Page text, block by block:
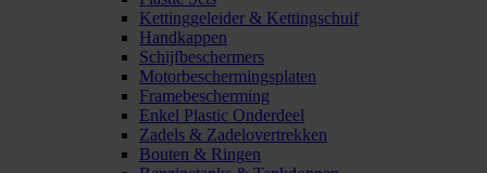
Kettinggeleider & Kettingschuif
Handkappen
Schijfbeschermers
Motorbeschermingsplaten
Framebescherming
Enkel Plastic Onderdeel
Zadels & Zadelovertrekken
Bouten & Ringen